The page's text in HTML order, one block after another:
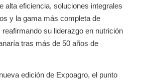
alta eficiencia, soluciones integrales
y la gama más completa de
su liderazgo en nutrición
tras más de 50 años de
edición de Expoagro, el punto